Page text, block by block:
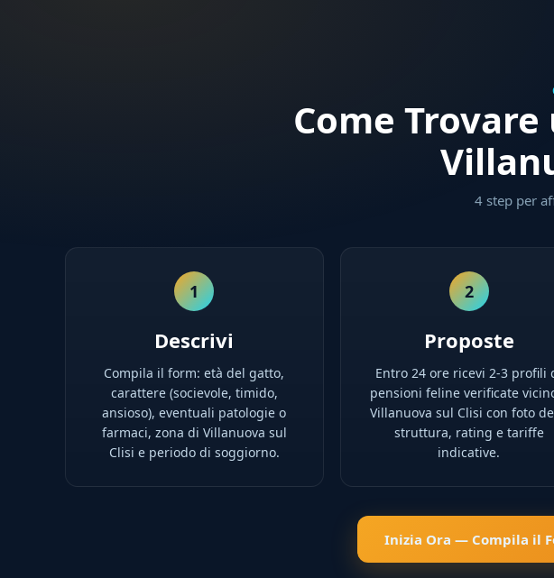
Come
4 step per
1
Descrivi
Compila il form: età del gatto,
carattere (socievole, timido,
ansioso), eventuali patologie o
farmaci, zona di Villanuova sul
Clisi e periodo di soggiorno.
2
Proposte
Entro 24 ore ricevi 2-3 profili
pensioni feline verificate
Villanuova sul Clisi con foto
struttura, rating e tariffe
indicative.
Inizia Ora — Compila il